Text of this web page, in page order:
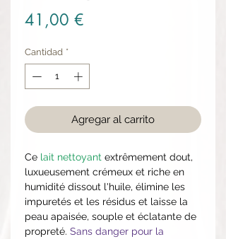
41,00 €
Cantidad *
Agregar al carrito
Ce lait nettoyant extrêmement dout,
luxueusement crémeux et riche en
humidité dissout l'huile, élimine les
impuretés et les résidus et laisse la
peau apaisée, souple et éclatante de
propreté. Sans danger pour la